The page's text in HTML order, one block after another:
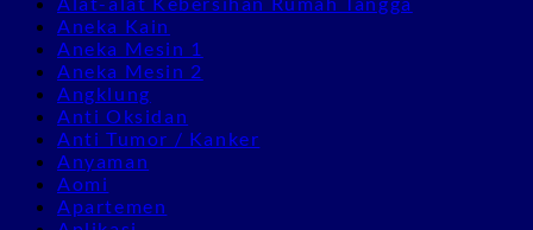
Aneka Kain
Aneka Mesin 1
Aneka Mesin 2
Angklung
Anti Oksidan
Anti Tumor / Kanker
Anyaman
Aomi
Apartemen